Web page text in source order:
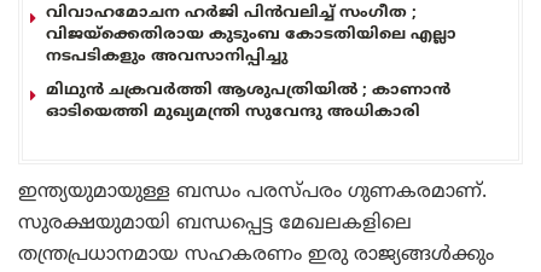
വിവാഹമോചന ഹർജി പിൻവലിച്ച് സംഗീത ;
വിജയ്ക്കെതിരായ കുടുംബ കോടതിയിലെ എല്ലാ
നടപടികളും അവസാനിപ്പിച്ചു
മിഥുൻ ചക്രവർത്തി ആശുപത്രിയിൽ ; കാണാൻ
ഓടിയെത്തി മുഖ്യമന്ത്രി സുവേന്ദു അധികാരി
ഇന്ത്യയുമായുള്ള ബന്ധം പരസ്പരം ഗുണകരമാണ്.
സുരക്ഷയുമായി ബന്ധപ്പെട്ട മേഖലകളിലെ
തന്ത്രപ്രധാനമായ സഹകരണം ഇരു രാജ്യങ്ങൾക്കും